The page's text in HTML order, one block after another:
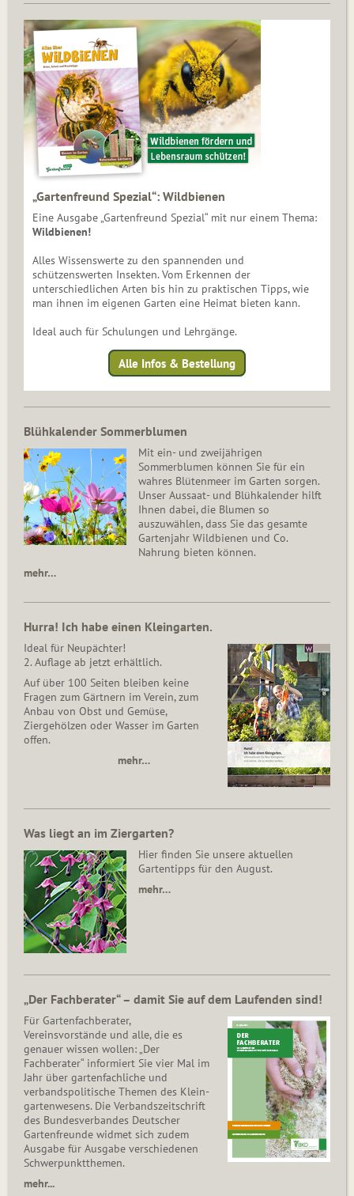
„Gartenfreund Spezial“: Wildbienen
Eine Ausgabe „Gartenfreund Spezial“ mit nur einem Thema:
Wildbienen!
Alles Wissenswerte zu den spannenden und
schützenswerten Insekten. Vom Erkennen der
unterschiedlichen Arten bis hin zu praktischen Tipps, wie
man ihnen im eigenen Garten eine Heimat bieten kann.
Ideal auch für Schulungen und Lehrgänge.
Alle Infos & Bestellung
Blühkalender Sommerblumen
Mit ein- und zweijährigen
Sommerblumen können Sie für ein
wahres Blütenmeer im Garten sorgen.
Unser Aussaat- und Blühkalender hilft
Ihnen dabei, die Blumen so
auszuwählen, dass Sie das gesamte
Gartenjahr Wildbienen und Co.
Nahrung bieten können.
mehr…
Hurra! Ich habe einen Kleingarten.
Ideal für Neupächter!
2. Auflage ab jetzt erhältlich.
Auf über 100 Seiten bleiben keine
Fragen zum Gärtnern im Verein, zum
Anbau von Obst und Gemüse,
Ziergehölzen oder Wasser im Garten
offen.
mehr…
Was liegt an im Ziergarten?
Hier finden Sie unsere aktuellen
Gartentipps für den August.
mehr…
„Der Fachberater“ – damit Sie auf dem Laufenden sind!
Für Gartenfachberater,
Vereinsvorstände und alle, die es
genauer wissen wollen: „Der
Fachberater“ informiert Sie vier Mal im
Jahr über gartenfachliche und
verbandspolitische Themen des Klein­
gar­ten­wesens. Die Ver­bands­zeit­schrift
des Bun­des­ver­ban­des Deutscher
Gartenfreunde widmet sich zudem
Ausgabe für Ausgabe verschiedenen
Schwer­punkt­the­men.
mehr...